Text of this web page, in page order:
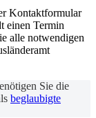
Kontaktformular
einen Termin
alle notwendigen
Sie die
beglaubigte